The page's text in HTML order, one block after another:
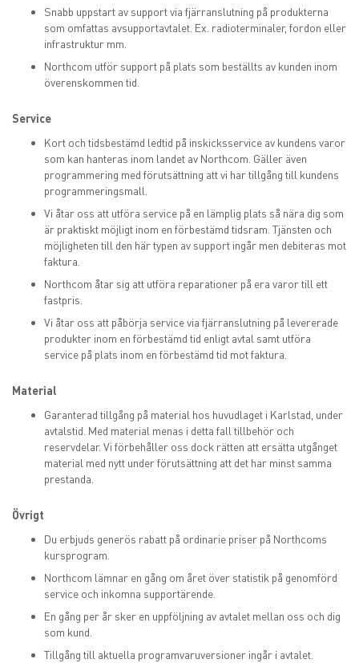
Snabb uppstart av support via fjärranslutning på produkterna
som omfattas avsupportavtalet. Ex. radioterminaler, fordon eller
infrastruktur mm.
Northcom utför support på plats som beställts av kunden inom
överenskommen tid.
Service
Kort och tidsbestämd ledtid på inskicksservice av kundens varor
som kan hanteras inom landet av Northcom. Gäller även
programmering med förutsättning att vi har tillgång till kundens
programmeringsmall.
Vi åtar oss att utföra service på en lämplig plats så nära dig som
är praktiskt möjligt inom en förbestämd tidsram. Tjänsten och
möjligheten till den här typen av support ingår men debiteras mot
faktura.
Northcom åtar sig att utföra reparationer på era varor till ett
fastpris.
Vi åtar oss att påbörja service via fjärranslutning på levererade
produkter inom en förbestämd tid enligt avtal samt utföra
service på plats inom en förbestämd tid mot faktura.
Material
Garanterad tillgång på material hos huvudlaget i Karlstad, under
avtalstid. Med material menas i detta fall tillbehör och
reservdelar. Vi förbehåller oss dock rätten att ersätta utgånget
material med nytt under förutsättning att det har minst samma
prestanda.
Övrigt
Du erbjuds generös rabatt på ordinarie priser på Northcoms
kursprogram.
Northcom lämnar en gång om året över statistik på genomförd
service och inkomna supportärende.
En gång per år sker en uppföljning av avtalet mellan oss och dig
som kund.
Tillgång till aktuella programvaruversioner ingår i avtalet.